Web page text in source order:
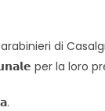
di
per la loro